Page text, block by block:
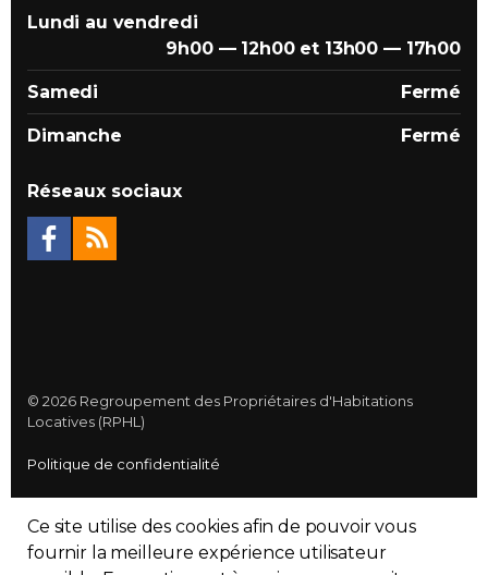
Lundi au vendredi
9h00 — 12h00 et 13h00 — 17h00
Samedi Fermé
Dimanche Fermé
Réseaux sociaux
© 2026 Regroupement des Propriétaires d'Habitations
Locatives (RPHL)
Politique de confidentialité
Made withuSkinned
Ce site utilise des cookies afin de pouvoir vous
fournir la meilleure expérience utilisateur